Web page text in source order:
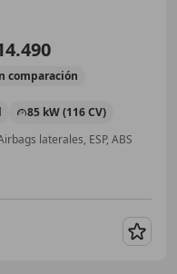
comparación
85 kW (116 CV)
laterales, ESP, ABS